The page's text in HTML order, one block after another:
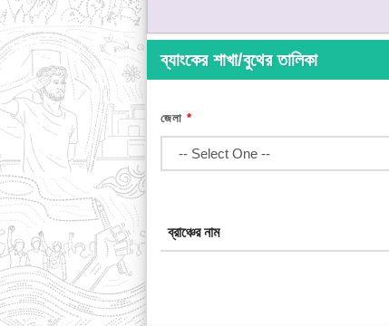
ব্যাংকের শাখা/বুথের তালিকা
জেলা *
ব্রাঞ্চের নাম